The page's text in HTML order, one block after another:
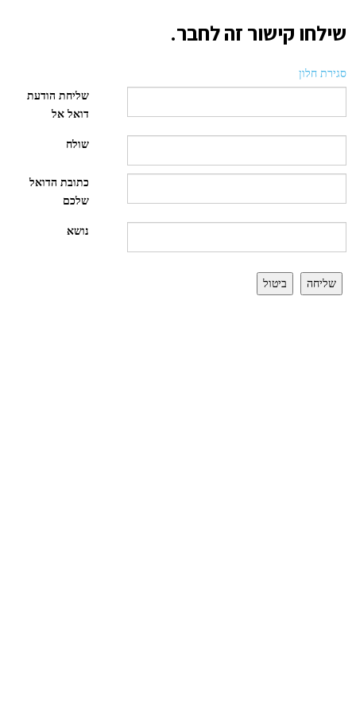
שילחו קישור זה לחבר.
סגירת חלון
שליחת הודעת
דואל אל
שולח
כתובת הדואל
שלכם
נושא
שליחה ביטול